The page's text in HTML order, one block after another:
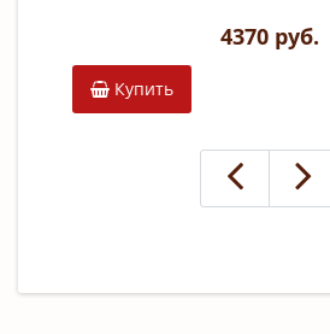
4370 руб.
Купить